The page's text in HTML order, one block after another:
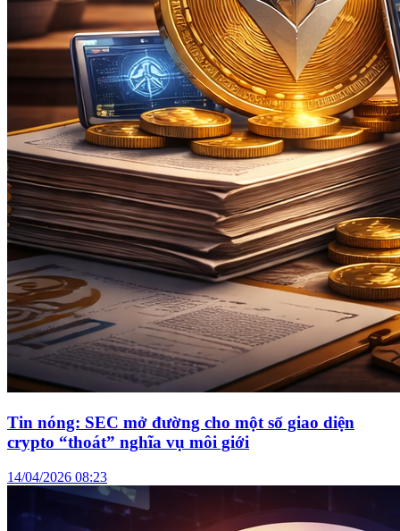
Tin nóng: SEC mở đường cho một số giao diện
crypto “thoát” nghĩa vụ môi giới
14/04/2026 08:23